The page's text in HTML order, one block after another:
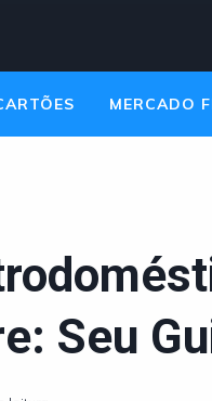
MERCADO
Seu